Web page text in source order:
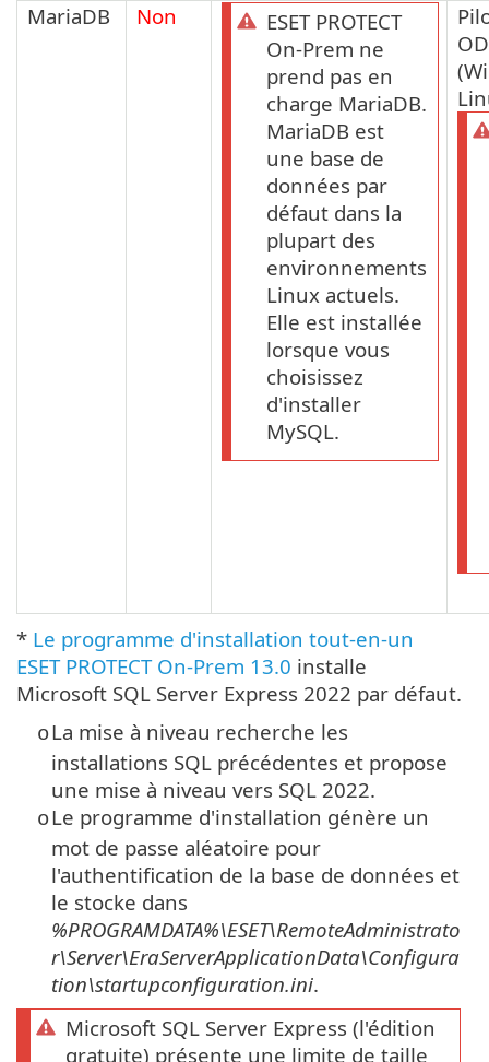
MariaDB Non
ESET PROTECT
On-Prem ne
prend pas en
charge MariaDB.
MariaDB est
une base de
données par
défaut dans la
plupart des
environnements
Linux actuels.
Elle est installée
lorsque vous
choisissez
d'installer
MySQL.
* Le programme d'installation tout-en-un
ESET PROTECT On-Prem 13.0 installe
Microsoft SQL Server Express 2022 par défaut.
oLa mise à niveau recherche les
installations SQL précédentes et propose
une mise à niveau vers SQL 2022.
oLe programme d'installation génère un
mot de passe aléatoire pour
l'authentification de la base de données et
le stocke dans
%PROGRAMDATA%\ESET\RemoteAdministrato
r\Server\EraServerApplicationData\Configura
tion\startupconfiguration.ini.
Microsoft SQL Server Express (l'édition
gratuite) présente une limite de taille